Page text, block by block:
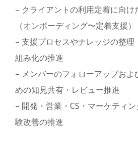
– クライアントの利用定着に向
（オンボーディング〜定着支援）
– 支援プロセスやナレッジの整
組み化の推進
– メンバーのフォローアップおよ
めの知見共有・レビュー推進
– 開発・営業・CS・マーケティ
験改善の推進